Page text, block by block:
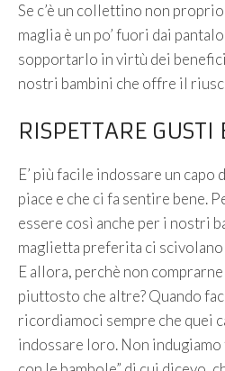
Se c’è un collettino non
maglia è un po’ fuori dai
sopportarlo in virtù dei
nostri bambini che offre il
RISPETTARE GUSTI
E’ più facile indossare un capo
piace e che ci fa sentire bene.
essere così anche per i nostri
maglietta preferita ci
E allora, perchè non
piuttosto che altre? Quando
ricordiamoci sempre che quei
indossare loro. Non